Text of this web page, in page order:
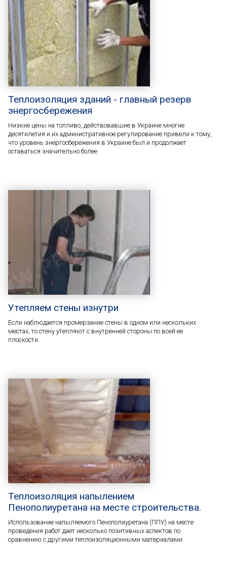
Теплоизоляция зданий - главный резерв
энергосбережения
Низкие цены на топливо, действовавшие в Украине многие
десятилетия и их административное регулирование привели к тому,
что уровень энергосбережения в Украине был и продолжает
оставаться значительно более
Утепляем стены изнутри
Если наблюдается промерзание стены в одном или нескольких
местах, то стену утепляют с внутренней стороны по всей ее
плоскости.
Теплоизоляция напылением
Пенополиуретана на месте строительства.
Использование напыляемого Пенополиуретана (ППУ) на месте
проведения работ дает несколько позитивных аспектов по
сравнению с другими теплоизоляционными материалами.